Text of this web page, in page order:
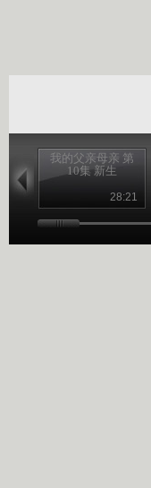
我的父亲母亲 第
10集 新生
28:21